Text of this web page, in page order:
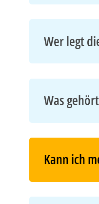
Wer legt
Was
Kann ich